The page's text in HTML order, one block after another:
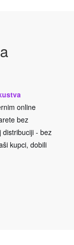
online
bez
distribuciji - bez
kupci, dobili